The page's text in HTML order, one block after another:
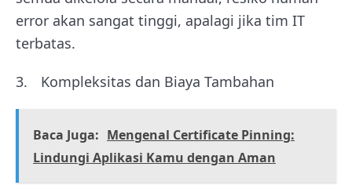
error akan sangat tinggi, apalagi jika tim IT
terbatas.
Kompleksitas dan Biaya Tambahan
Baca Juga: Mengenal Certificate Pinning:
Lindungi Aplikasi Kamu dengan Aman